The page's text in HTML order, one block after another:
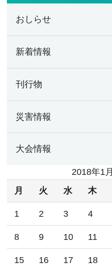
おしらせ
新着情報
刊行物
災害情報
大会情報
2018年1月
月
火 水 木
1 2 3 4
8 9 10 11
15 16 17 18